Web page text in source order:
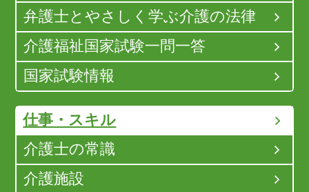
弁護士とやさしく学ぶ介護の法律
介護福祉国家試験一問一答
国家試験情報
仕事・スキル
介護士の常識
介護施設